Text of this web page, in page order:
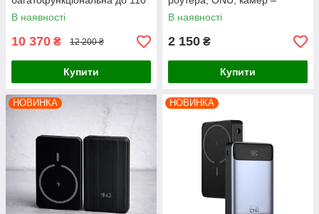
кг з пультом
В наявності
10 370 ₴ 12 200 ₴
Купити
5V/9V/12V,
багатофункціональний
кабелями
В наявності
2 150 ₴
Купити
НОВИНКА НОВИНКА